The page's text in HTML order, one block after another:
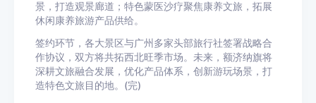
景，打造观景廊道；特色蒙医沙疗聚焦康养文旅，拓展
休闲康养旅游产品供给。
签约环节，各大景区与广州多家头部旅行社签署战略合
作协议，双方将共拓西北旺季市场。未来，额济纳旗将
深耕文旅融合发展，优化产品体系，创新游玩场景，打
造特色文旅目的地。(完)